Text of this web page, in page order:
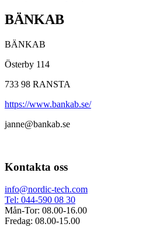
BÄNKAB
BÄNKAB
Österby 114
733 98 RANSTA
https://www.bankab.se/
janne@bankab.se
Kontakta oss
info@nordic-tech.com
Tel: 044-590 08 30
Mån-Tor: 08.00-16.00
Fredag: 08.00-15.00